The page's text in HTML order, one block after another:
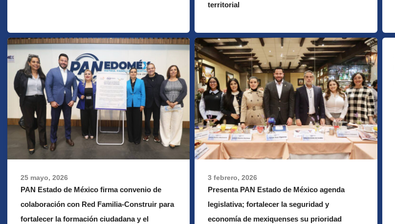
territorial
25 mayo, 2026
PAN Estado de México firma convenio de
colaboración con Red Familia-Construir para
fortalecer la formación ciudadana y el
3 febrero, 2026
Presenta PAN Estado de México agenda
legislativa; fortalecer la seguridad y
economía de mexiquenses su prioridad